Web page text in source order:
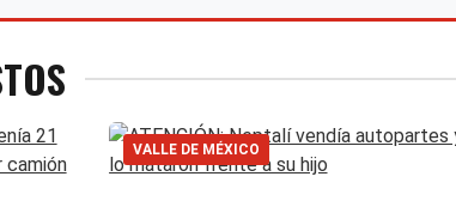
VALLE DE MÉXICO